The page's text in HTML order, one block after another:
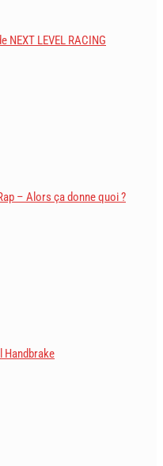
NEXT LEVEL RACING
– Alors ça donne quoi ?
Handbrake